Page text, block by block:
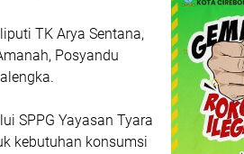
TK Arya Sentana,
Posyandu
SPPG Yayasan Tyara
kebutuhan konsumsi